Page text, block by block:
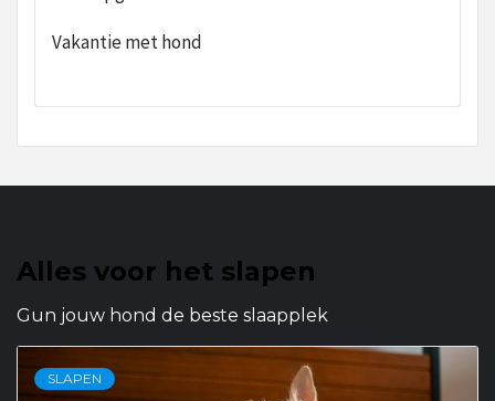
Vakantie met hond
Alles voor het slapen
Gun jouw hond de beste slaapplek
SLAPEN